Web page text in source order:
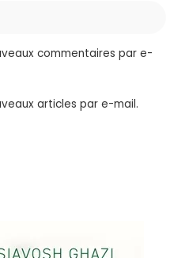
commentaires par e-
articles par e-mail.